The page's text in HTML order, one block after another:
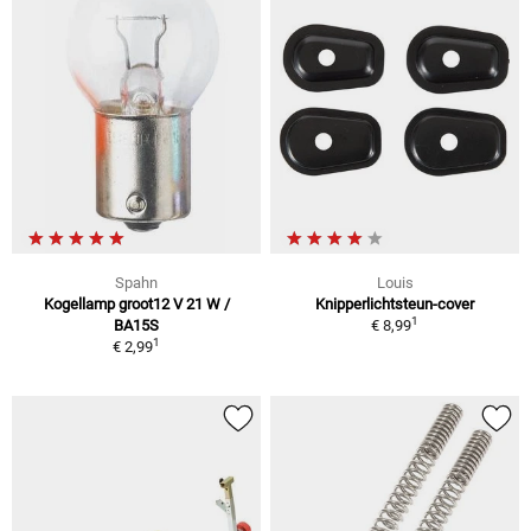
Spahn
Kogellamp groot12 V 21 W /
BA15S
€ 2,991
Louis
Knipperlichtsteun-cover
€ 8,991